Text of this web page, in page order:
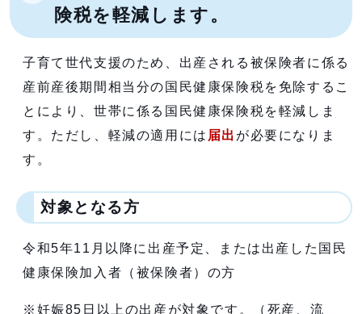
険税を軽減します。
子育て世代支援のため、出産される被保険者に係る
産前産後期間相当分の国民健康保険税を免除するこ
とにより、世帯に係る国民健康保険税を軽減しま
す。ただし、軽減の適用には 届出 が必要になりま
す。
対象となる方
令和5年11月以降に出産予定、または出産した国民
健康保険加入者（被保険者）の方
※妊娠85日以上の出産が対象です。（死産、流